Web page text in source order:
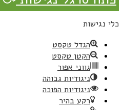
כלי נגישות
הגדל טקסט
הקטן טקסט
גווני אפור
ניגודיות גבוהה
ניגודיות הפוכה
רקע בהיר